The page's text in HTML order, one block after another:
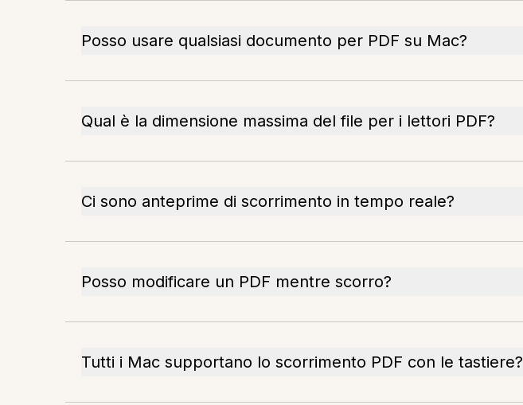
Posso usare qualsiasi documento per PDF su Mac?
Qual è la dimensione massima del file per i lettori PDF?
Ci sono anteprime di scorrimento in tempo reale?
Posso modificare un PDF mentre scorro?
Tutti i Mac supportano lo scorrimento PDF con le tastiere?